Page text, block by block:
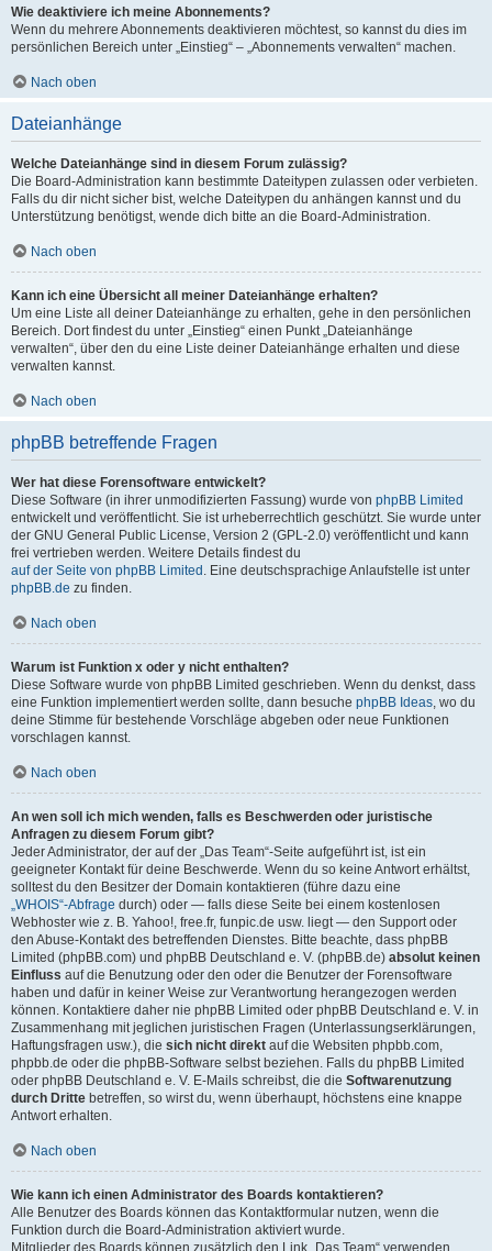
Wie deaktiviere ich meine Abonnements?
Wenn du mehrere Abonnements deaktivieren möchtest, so kannst du dies im
persönlichen Bereich unter „Einstieg“ – „Abonnements verwalten“ machen.
Nach oben
Dateianhänge
Welche Dateianhänge sind in diesem Forum zulässig?
Die Board-Administration kann bestimmte Dateitypen zulassen oder verbieten.
Falls du dir nicht sicher bist, welche Dateitypen du anhängen kannst und du
Unterstützung benötigst, wende dich bitte an die Board-Administration.
Nach oben
Kann ich eine Übersicht all meiner Dateianhänge erhalten?
Um eine Liste all deiner Dateianhänge zu erhalten, gehe in den persönlichen
Bereich. Dort findest du unter „Einstieg“ einen Punkt „Dateianhänge
verwalten“, über den du eine Liste deiner Dateianhänge erhalten und diese
verwalten kannst.
Nach oben
phpBB betreffende Fragen
Wer hat diese Forensoftware entwickelt?
Diese Software (in ihrer unmodifizierten Fassung) wurde von phpBB Limited
entwickelt und veröffentlicht. Sie ist urheberrechtlich geschützt. Sie wurde unter
der GNU General Public License, Version 2 (GPL-2.0) veröffentlicht und kann
frei vertrieben werden. Weitere Details findest du
auf der Seite von phpBB Limited . Eine deutschsprachige Anlaufstelle ist unter
phpBB.de zu finden.
Nach oben
Warum ist Funktion x oder y nicht enthalten?
Diese Software wurde von phpBB Limited geschrieben. Wenn du denkst, dass
eine Funktion implementiert werden sollte, dann besuche phpBB Ideas, wo du
deine Stimme für bestehende Vorschläge abgeben oder neue Funktionen
vorschlagen kannst.
Nach oben
An wen soll ich mich wenden, falls es Beschwerden oder juristische
Anfragen zu diesem Forum gibt?
Jeder Administrator, der auf der „Das Team“-Seite aufgeführt ist, ist ein
geeigneter Kontakt für deine Beschwerde. Wenn du so keine Antwort erhältst,
solltest du den Besitzer der Domain kontaktieren (führe dazu eine
„WHOIS“-Abfrage durch) oder — falls diese Seite bei einem kostenlosen
Webhoster wie z. B. Yahoo!, free.fr, funpic.de usw. liegt — den Support oder
den Abuse-Kontakt des betreffenden Dienstes. Bitte beachte, dass phpBB
Limited (phpBB.com) und phpBB Deutschland e. V. (phpBB.de) absolut keinen
Einfluss auf die Benutzung oder den oder die Benutzer der Forensoftware
haben und dafür in keiner Weise zur Verantwortung herangezogen werden
können. Kontaktiere daher nie phpBB Limited oder phpBB Deutschland e. V. in
Zusammenhang mit jeglichen juristischen Fragen (Unterlassungserklärungen,
Haftungsfragen usw.), die sich nicht direkt auf die Websiten phpbb.com,
phpbb.de oder die phpBB-Software selbst beziehen. Falls du phpBB Limited
oder phpBB Deutschland e. V. E-Mails schreibst, die die Softwarenutzung
durch Dritte betreffen, so wirst du, wenn überhaupt, höchstens eine knappe
Antwort erhalten.
Nach oben
Wie kann ich einen Administrator des Boards kontaktieren?
Alle Benutzer des Boards können das Kontaktformular nutzen, wenn die
Funktion durch die Board-Administration aktiviert wurde.
Mitglieder des Boards können zusätzlich den Link „Das Team“ verwenden.